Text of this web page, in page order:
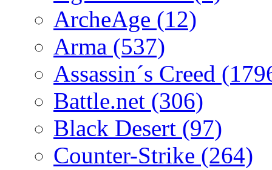
ArcheAge (12)
Arma (537)
Assassin´s Creed
Battle.net (306)
Black Desert (97)
Counter-Strike (264)